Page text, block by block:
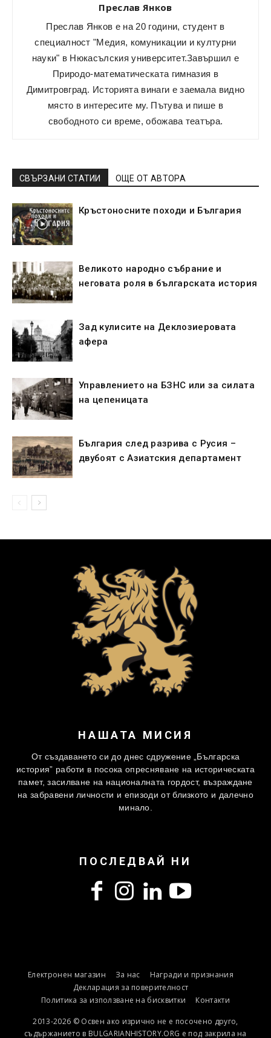
Преслав Янков
Преслав Янков е на 20 години, студент в
специалност "Медия, комуникации и културни
науки" в Нюкасълския университет.Завършил е
Природо-математическата гимназия в
Димитровград. Историята винаги е заемала видно
място в интересите му. Пътува и пише в
свободното си време, обожава театъра.
СВЪРЗАНИ СТАТИИ ОЩЕ ОТ АВТОРА
Кръстоносните походи и България
Великото народно събрание и
неговата роля в българската история
Зад кулисите на Деклозиеровата
афера
Управлението на БЗНС или за силата
на цепеницата
България след разрива с Русия –
двубоят с Азиатския департамент
НАШАТА МИСИЯ
От създаването си до днес сдружение „Българска
история” работи в посока опресняване на историческата
памет, засилване на националната гордост, възраждане
на забравени личности и епизоди от близкото и далечно
минало.
ПОСЛЕДВАЙ НИ
Електронен магазин За нас
Награди и признания
Декларация за поверителност
Политика за използване на бисквитки
Контакти
2013-2026 © Освен ако изрично не е посочено друго,
съдържанието в BULGARIANHISTORY.ORG е под закрила на